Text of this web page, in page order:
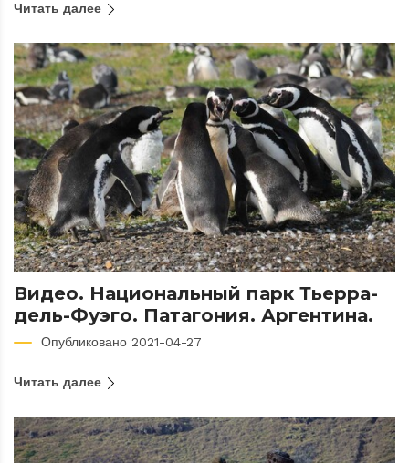
Читать далее
Видео. Национальный парк Тьерра-
дель-Фуэго. Патагония. Аргентина.
Опубликовано 2021-04-27
Читать далее